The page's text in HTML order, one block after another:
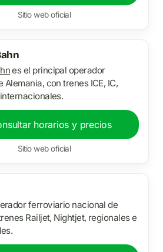
Sitio web oficial
es el principal operador
con trenes ICE, IC,
horarios y precios
Sitio web oficial
ferroviario nacional de
Railjet, Nightjet, regionales e